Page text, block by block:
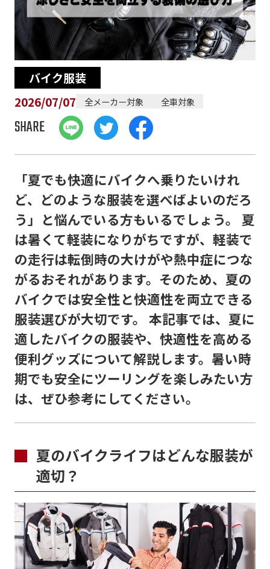
バイク服装
2026/07/07
全メーカー対象 全車対象
SHARE
「夏でも快適にバイクへ乗りたいけれ
ど、どのような服装を選べばよいのだろ
う」と悩んでいる方もいるでしょう。 夏
は暑くて軽装になりがちですが、軽装で
の走行は転倒時の大けがや熱中症につな
がるおそれがあります。そのため、夏の
バイクでは安全性と快適性を両立できる
服装選びが大切です。 本記事では、夏に
適したバイクの服装や、快適性を高める
便利グッズについて解説します。暑い時
期でも安全にツーリングを楽しみたい方
は、ぜひ参考にしてください。
夏のバイクライフはどんな服装が
適切？